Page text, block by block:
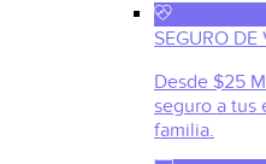
SEGURO DE
Desde $25
seguro a tus
familia.